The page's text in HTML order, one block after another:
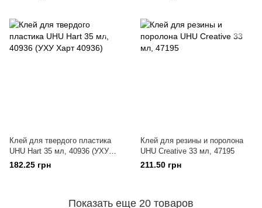
Клей для твердого пластика
UHU Hart 35 мл, 40936 (УХУ
Харт 40936)
182.25 грн
Клей для резины и поролона
UHU Creative 33 мл, 47195
211.50 грн
Показать еще 20 товаров